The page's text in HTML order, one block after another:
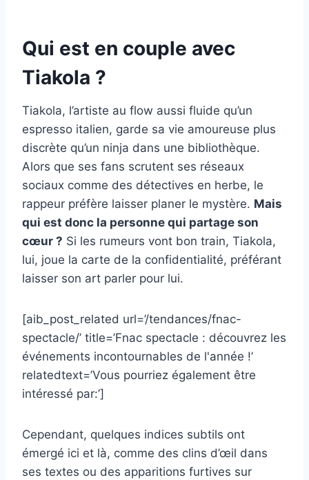
Qui est en couple avec
Tiakola ?
Tiakola, l’artiste au flow aussi fluide qu’un
espresso italien, garde sa vie amoureuse plus
discrète qu’un ninja dans une bibliothèque.
Alors que ses fans scrutent ses réseaux
sociaux comme des détectives en herbe, le
rappeur préfère laisser planer le mystère. Mais
qui est donc la personne qui partage son
cœur ? Si les rumeurs vont bon train, Tiakola,
lui, joue la carte de la confidentialité, préférant
laisser son art parler pour lui.
[aib_post_related url=’/tendances/fnac-
spectacle/’ title=’Fnac spectacle : découvrez les
événements incontournables de l'année !’
relatedtext=’Vous pourriez également être
intéressé par:’]
Cependant, quelques indices subtils ont
émergé ici et là, comme des clins d’œil dans
ses textes ou des apparitions furtives sur